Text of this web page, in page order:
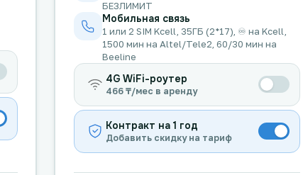
БЕЗЛИМИТ
Мобильная связь
1 или 2 SIM Kcell, 35ГБ (2*17), ♾️ на Kcell,
1500 мин на Altel/Tele2, 60/30 мин на
Beeline
4G WiFi-роутер
466 ₸/мес в аренду
Контракт на 1 год
Добавить скидку на тариф